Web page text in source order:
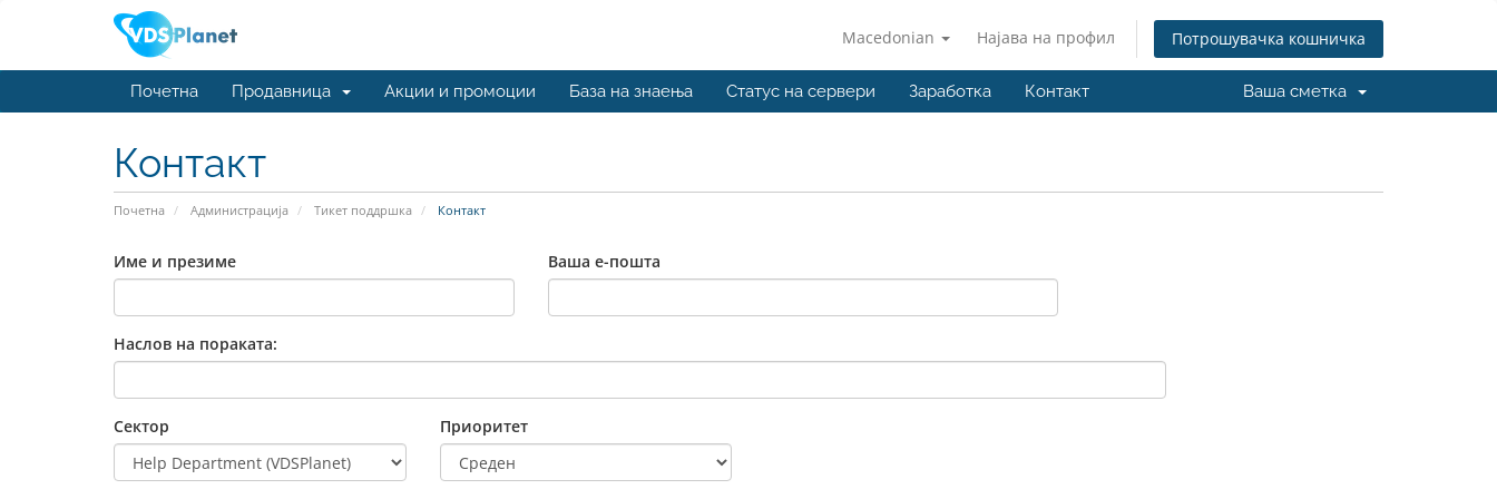
Macedonian Најава на профил Потрошувачка кошничка
Почетна Продавница Акции и промоции База на знаења Статус на сервери Заработка Контакт Ваша сметка
Контакт
Почетна Администрација Тикет поддршка Контакт
Име и презиме Ваша е-пошта
Наслов на пораката:
Сектор Приоритет